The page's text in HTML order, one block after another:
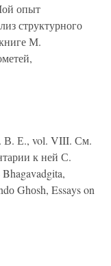
опыт
структурного
М.
В. Е., vol. VIII. См.
к ней С.
Ghоsh, Essays on